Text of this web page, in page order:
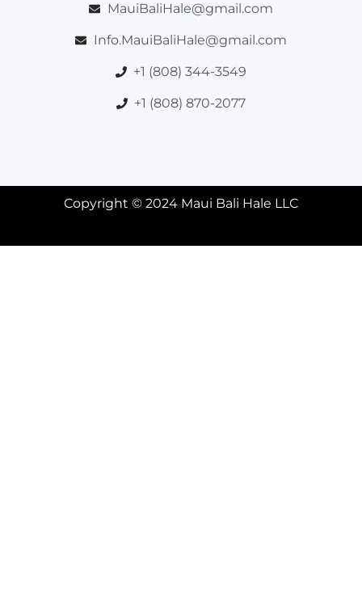
MauiBaliHale@gmail.com
Info.MauiBaliHale@gmail.com
+1 (808) 344-3549
+1 (808) 870-2077
Copyright © 2024 Maui Bali Hale LLC